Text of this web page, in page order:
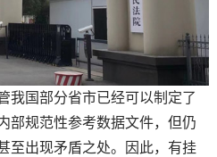
我国部分省市已经可以制定了
部规范性参考数据文件，但仍
至出现矛盾之处。因此，有挂